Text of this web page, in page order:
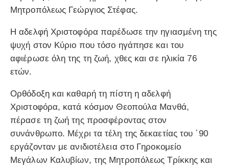
Μητροπόλεως Γεώργιος Στέφας.
Η αδελφή Χριστοφόρα παρέδωσε την ηγιασμένη της
ψυχή στον Κύριο που τόσο ηγάπησε και του
αφιέρωσε όλη της τη ζωή, χθες και σε ηλικία 76
ετών.
Ορθόδοξη και καθαρή τη πίστη η αδελφή
Χριστοφόρα, κατά κόσμον Θεοπούλα Μανθά,
πέρασε τη ζωή της προσφέροντας στον
συνάνθρωπο. Μέχρι τα τέλη της δεκαετίας του ΄90
εργάζονταν με ανιδιοτέλεια στο Γηροκομείο
Μεγάλων Καλυβίων, της Μητροπόλεως Τρίκκης και